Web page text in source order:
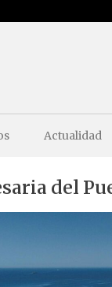
Actualidad
del